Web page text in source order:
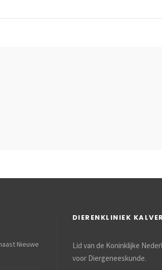
Nieuwe
DIERENKLINIEK
Lid van de Koninklijke
voor Diergeneeskunde.